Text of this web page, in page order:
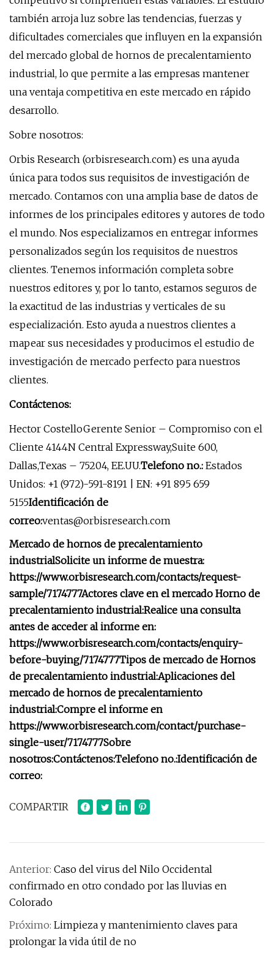
también arroja luz sobre las tendencias, fuerzas y
dificultades comerciales que influyen en la expansión
del mercado global de hornos de precalentamiento
industrial, lo que permite a las empresas mantener
una ventaja competitiva en este mercado en rápido
desarrollo.
Sobre nosotros:
Orbis Research (orbisresearch.com) es una ayuda
única para todos sus requisitos de investigación de
mercado. Contamos con una amplia base de datos de
informes de los principales editores y autores de todo
el mundo. Nos especializamos en entregar informes
personalizados según los requisitos de nuestros
clientes. Tenemos información completa sobre
nuestros editores y, por lo tanto, estamos seguros de
la exactitud de las industrias y verticales de su
especialización. Esto ayuda a nuestros clientes a
mapear sus necesidades y producimos el estudio de
investigación de mercado perfecto para nuestros
clientes.
Contáctenos:
Hector CostelloGerente Senior – Compromiso con el
Cliente 4144N Central Expressway,Suite 600,
Dallas,Texas – 75204, EE.UU.Telefono no.: Estados
Unidos: +1 (972)-591-8191 | EN: +91 895 659
5155Identificación de
correo:ventas@orbisresearch.com
Mercado de hornos de precalentamiento
industrialSolicite un informe de muestra:
https://www.orbisresearch.com/contacts/request-
sample/7174777Actores clave en el mercado Horno de
precalentamiento industrial:Realice una consulta
antes de acceder al informe en:
https://www.orbisresearch.com/contacts/enquiry-
before-buying/7174777Tipos de mercado de Hornos
de precalentamiento industrial:Aplicaciones del
mercado de hornos de precalentamiento
industrial:Compre el informe en
https://www.orbisresearch.com/contact/purchase-
single-user/7174777Sobre
nosotros:Contáctenos:Telefono no.:Identificación de
correo:
COMPARTIR
Anterior: Caso del virus del Nilo Occidental
confirmado en otro condado por las lluvias en
Colorado
Próximo: Limpieza y mantenimiento claves para
prolongar la vida útil de no